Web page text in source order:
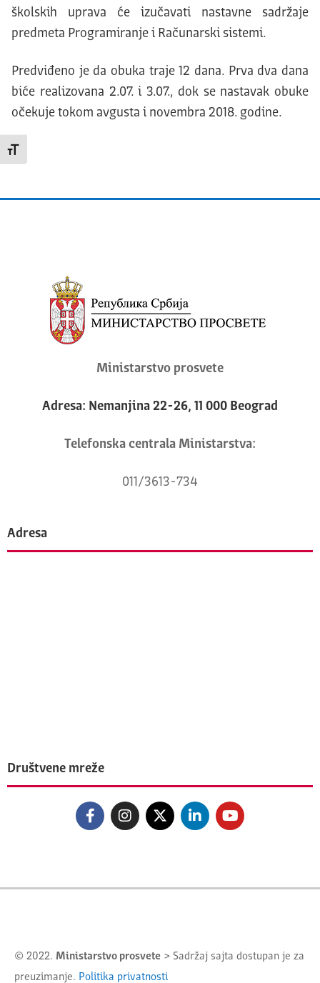
Promeni veličinu slova
školskih uprava će izučavati nastavne sadržaje
predmeta Programiranje i Računarski sistemi.
Predviđeno je da obuka traje 12 dana. Prva dva dana
biće realizovana 2.07. i 3.07., dok se nastavak obuke
očekuje tokom avgusta i novembra 2018. godine.
Ministarstvo prosvete
Adresa: Nemanjina 22-26, 11 000 Beograd
Telefonska centrala Ministarstva:
011/3613-734
Adresa
Društvene mreže
© 2022. Ministarstvo prosvete > Sadržaj sajta dostupan je za
preuzimanje. Politika privatnosti